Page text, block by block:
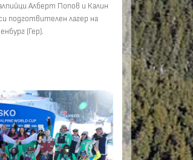
Алберт Попов и Калин
подготвителен лагер на
(Гер).